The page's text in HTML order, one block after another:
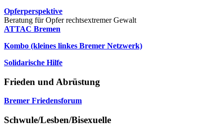
Opferperspektive
Beratung für Opfer rechtsextremer Gewalt
ATTAC Bremen
Kombo (kleines linkes Bremer Netzwerk)
Solidarische Hilfe
Frieden und Abrüstung
Bremer Friedensforum
Schwule/Lesben/Bisexuelle